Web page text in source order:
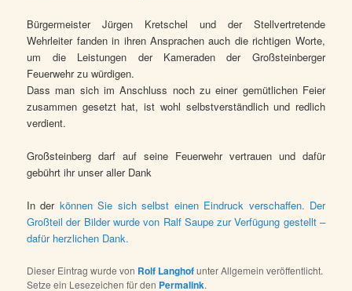
Bürgermeister Jürgen Kretschel und der Stellvertretende
Wehrleiter fanden in ihren Ansprachen auch die richtigen Worte,
um die Leistungen der Kameraden der Großsteinberger
Feuerwehr zu würdigen.
Dass man sich im Anschluss noch zu einer gemütlichen Feier
zusammen gesetzt hat, ist wohl selbstverständlich und redlich
verdient.
Großsteinberg darf auf seine Feuerwehr vertrauen und dafür
gebührt ihr unser aller Dank
In der können Sie sich selbst einen Eindruck verschaffen. Der
Großteil der Bilder wurde von Ralf Saupe zur Verfügung gestellt –
dafür herzlichen Dank.
Dieser Eintrag wurde von Rolf Langhofunter Allgemein veröffentlicht.
Setze ein Lesezeichen für den Permalink.